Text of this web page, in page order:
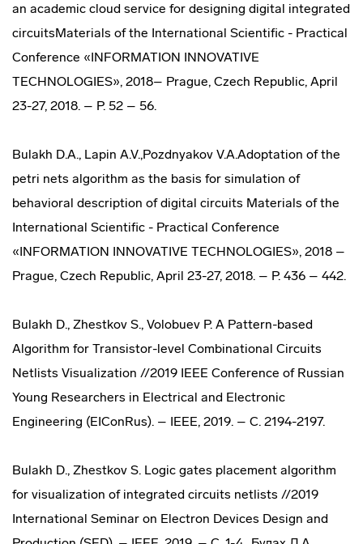
an academic cloud service for designing digital integrated
circuitsMaterials of the International Scientific - Practical
Conference «INFORMATION INNOVATIVE
TECHNOLOGIES», 2018– Prague, Czech Republic, April
23-27, 2018. – P. 52 – 56.
Bulakh D.A., Lapin A.V.,Pozdnyakov V.A.Adoptation of the
petri nets algorithm as the basis for simulation of
behavioral description of digital circuits Materials of the
International Scientific - Practical Conference
«INFORMATION INNOVATIVE TECHNOLOGIES», 2018 –
Prague, Czech Republic, April 23-27, 2018. – P. 436 – 442.
Bulakh D., Zhestkov S., Volobuev P. A Pattern-based
Algorithm for Transistor-level Combinational Circuits
Netlists Visualization //2019 IEEE Conference of Russian
Young Researchers in Electrical and Electronic
Engineering (EIConRus). – IEEE, 2019. – С. 2194-2197.
Bulakh D., Zhestkov S. Logic gates placement algorithm
for visualization of integrated circuits netlists //2019
International Seminar on Electron Devices Design and